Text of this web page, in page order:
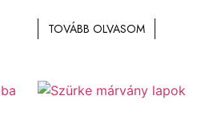
TOVÁBB OLVASOM